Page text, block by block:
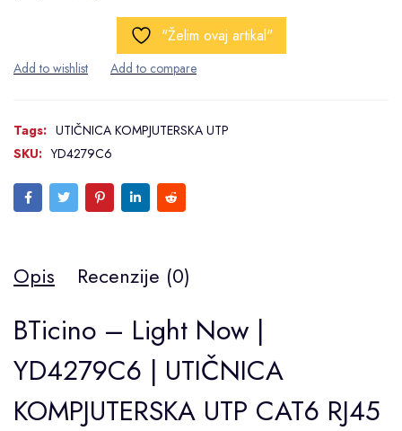
"Želim ovaj artikal"
Tags: UTIČNICA KOMPJUTERSKA UTP
SKU: YD4279C6
Opis Recenzije (0)
BTicino – Light Now |
YD4279C6 | UTIČNICA
KOMPJUTERSKA UTP CAT6 RJ45